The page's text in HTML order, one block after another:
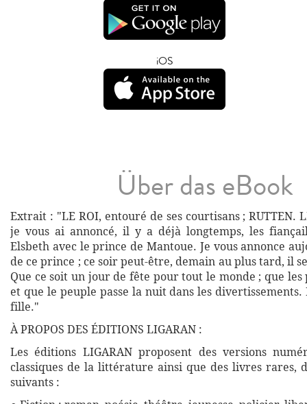
iOS
Über das eBook
Extrait : "LE ROI, entouré de ses courtisans ; RUTTEN.
je vous ai annoncé, il y a déjà longtemps, les
Elsbeth avec le prince de Mantoue. Je vous annonce
de ce prince ; ce soir peut-être, demain au plus tard, il
Que ce soit un jour de fête pour tout le monde ; que les
et que le peuple passe la nuit dans les divertissements.
fille."
À PROPOS DES ÉDITIONS LIGARAN :
Les éditions LIGARAN proposent des versions
classiques de la littérature ainsi que des livres rares,
suivants :